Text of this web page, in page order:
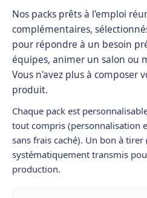
Nos packs prêts à l'emploi
complémentaires,
pour répondre à un besoin
équipes, animer un salon ou
Vous n'avez plus à composer
produit.
Chaque pack est
tout compris (personnalisation
sans frais caché). Un bon à tirer
systématiquement transmis
production.